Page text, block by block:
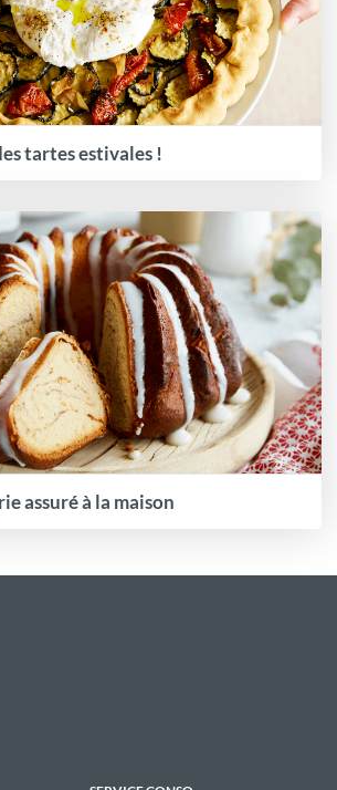
tartes estivales !
assuré à la maison